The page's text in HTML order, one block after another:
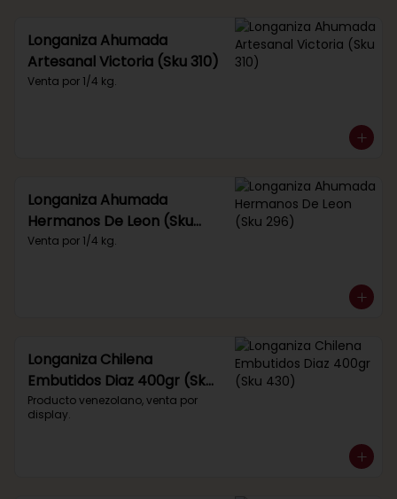
Longaniza Ahumada
Artesanal Victoria (Sku 310)
Venta por 1/4 kg.
Longaniza Ahumada
Hermanos De Leon (Sku
296)
Venta por 1/4 kg.
Longaniza Chilena
Embutidos Diaz 400gr (Sku
430)
Producto venezolano, venta por
display.